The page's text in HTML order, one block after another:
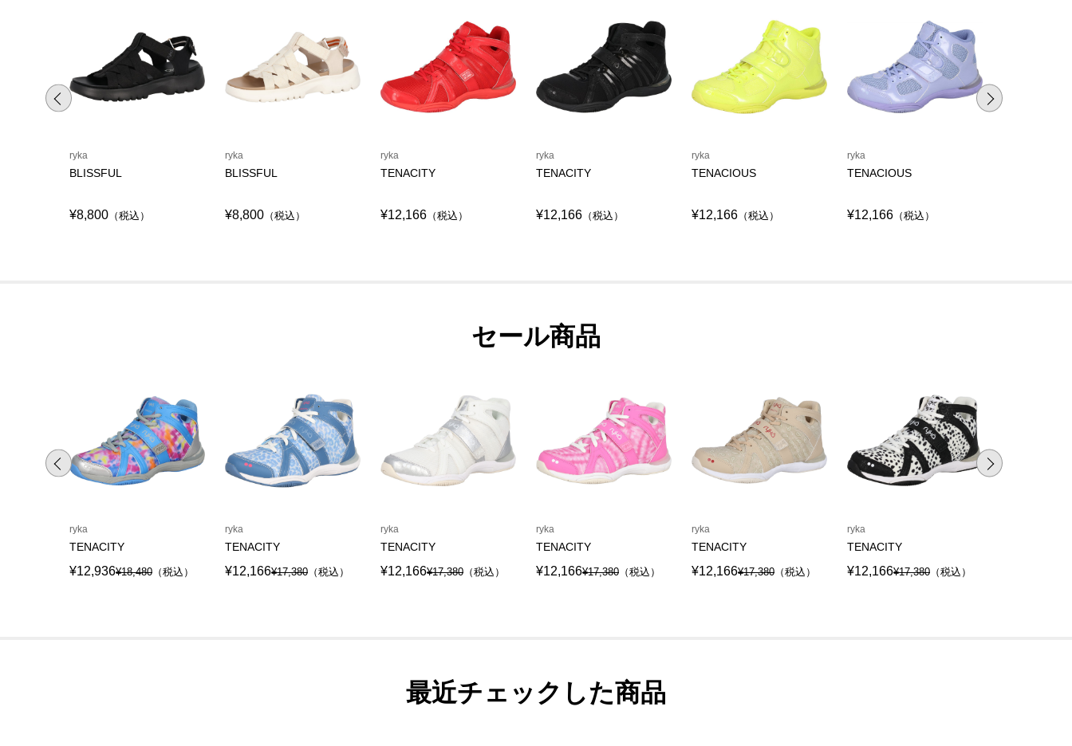
ryka
BLISSFUL
¥8,800 （税込）
ryka
BLISSFUL
¥8,800 （税込）
ryka
TENACITY
¥12,166 （税込）
ryka
TENACITY
¥12,166 （税込）
ryka
TENACIOUS
¥12,166 （税込）
ryka
TENACIOUS
¥12,166 （税込）
セール商品
ryka
TENACITY
¥12,936¥18,480 （税込）
ryka
TENACITY
¥12,166¥17,380 （税込）
ryka
TENACITY
¥12,166¥17,380 （税込）
ryka
TENACITY
¥12,166¥17,380 （税込）
ryka
TENACITY
¥12,166¥17,380 （税込）
ryka
TENACITY
¥12,166¥17,380 （税込）
最近チェックした商品